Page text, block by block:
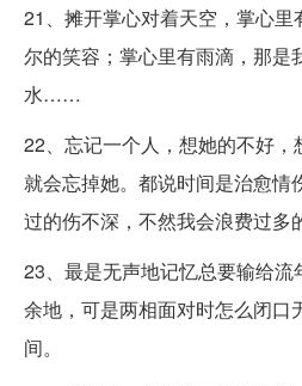
21、摊开掌心对着天空，掌心
尔的笑容；掌心里有雨滴，那是
水……
22、忘记一个人，想她的不好，
就会忘掉她。都说时间是治愈情
过的伤不深，不然我会浪费过多
23、最是无声地记忆总要输给
余地，可是两相面对时怎么闭口
间。